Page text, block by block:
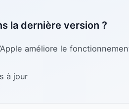
la dernière version ?
améliore le
à jour